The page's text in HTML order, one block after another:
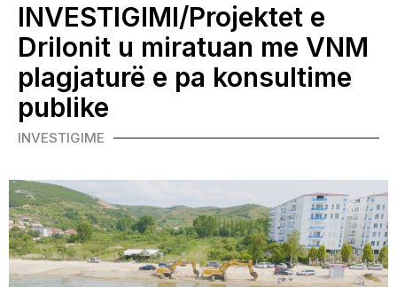
INVESTIGIMI/Projektet e
Drilonit u miratuan me VNM
plagjaturë e pa konsultime
publike
INVESTIGIME